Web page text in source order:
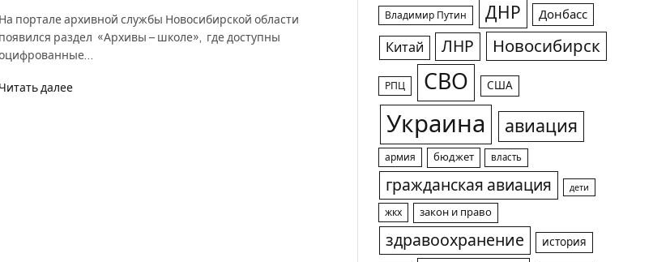
На портале архивной службы Новосибирской области
появился раздел «Архивы – школе», где доступны
Читать далее
Владимир Путин ДНР Донбасс
Китай ЛНР Новосибирск
РПЦ СВО США
Украина авиация
армия бюджет власть
гражданская авиация дети
жкх закон и право
здравоохранение история